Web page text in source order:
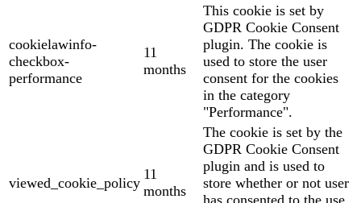
cookielawinfo-
checkbox-
performance
11
months
This cookie is set by
GDPR Cookie Consent
plugin. The cookie is
used to store the user
consent for the cookies
in the category
"Performance".
viewed_cookie_policy
11
months
The cookie is set by the
GDPR Cookie Consent
plugin and is used to
store whether or not user